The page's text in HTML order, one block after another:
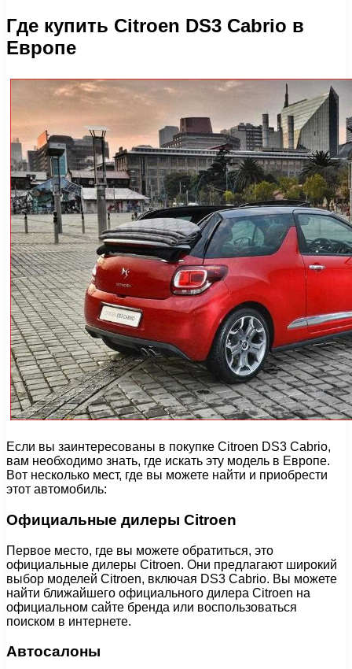
Где купить Citroen DS3 Cabrio в
Европе
Если вы заинтересованы в покупке Citroen DS3 Cabrio,
вам необходимо знать, где искать эту модель в Европе.
Вот несколько мест, где вы можете найти и приобрести
этот автомобиль:
Официальные дилеры Citroen
Первое место, где вы можете обратиться, это
официальные дилеры Citroen. Они предлагают широкий
выбор моделей Citroen, включая DS3 Cabrio. Вы можете
найти ближайшего официального дилера Citroen на
официальном сайте бренда или воспользоваться
поиском в интернете.
Автосалоны